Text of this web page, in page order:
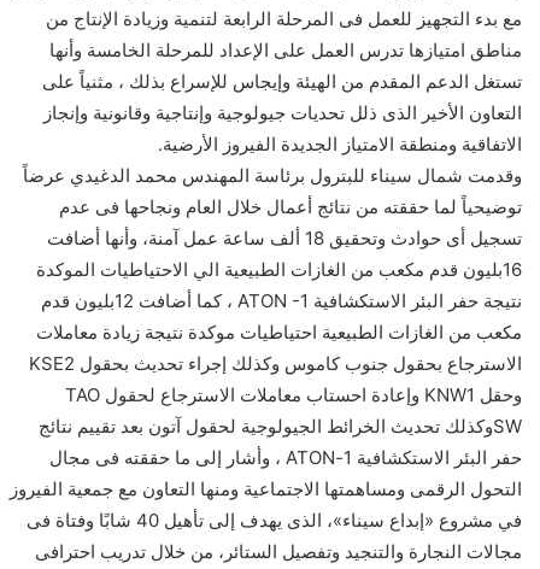
مع بدء التجهيز للعمل فى المرحلة الرابعة لتنمية وزيادة الإنتاج من
مناطق امتيازها تدرس العمل على الإعداد للمرحلة الخامسة وأنها
تستغل الدعم المقدم من الهيئة وإيجاس للإسراع بذلك ، مثنياً على
التعاون الأخير الذى ذلل تحديات جيولوجية وإنتاجية وقانونية وإنجاز
الاتفاقية ومنطقة الامتياز الجديدة الفيروز الأرضية.
وقدمت شمال سيناء للبترول برئاسة المهندس محمد الدغيدي عرضاً
توضيحياً لما حققته من نتائج أعمال خلال العام ونجاحها فى عدم
تسجيل أى حوادث وتحقيق 18 ألف ساعة عمل آمنة، وأنها أضافت
16بليون قدم مكعب من الغازات الطبيعية الي الاحتياطيات الموكدة
نتيجة حفر البئر الاستكشافية ATON -1 ، كما أضافت 12بليون قدم
مكعب من الغازات الطبيعية احتياطيات موكدة نتيجة زيادة معاملات
الاسترجاع بحقول جنوب كاموس وكذلك إجراء تحديث بحقول KSE2
وحقل KNW1 وإعادة احستاب معاملات الاسترجاع لحقول TAO
SWوكذلك تحديث الخرائط الجيولوجية لحقول آتون بعد تقييم نتائج
حفر البئر الاستكشافية 1-ATON ، وأشار إلى ما حققته فى مجال
التحول الرقمى ومساهمتها الاجتماعية ومنها التعاون مع جمعية الفيروز
في مشروع «إبداع سيناء»، الذى يهدف إلى تأهيل 40 شابًا وفتاة فى
مجالات النجارة والتنجيد وتفصيل الستائر، من خلال تدريب احترافى